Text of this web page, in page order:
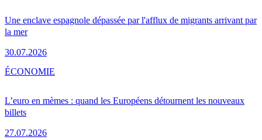
Une enclave espagnole dépassée par l'afflux de migrants arrivant par
la mer
30.07.2026
L’euro en mèmes : quand les Européens détournent les nouveaux
billets
27.07.2026
ÉCONOMIE